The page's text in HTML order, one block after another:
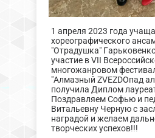
1 апреля 2023 года
хореографического
"Отрадушка"
участие в VII
многожанровом
"Алмазный ZVEZDOпад
получила Диплом
Поздравляем Софью и
Витальевну Черную с
наградой и желаем
творческих успехов!!!